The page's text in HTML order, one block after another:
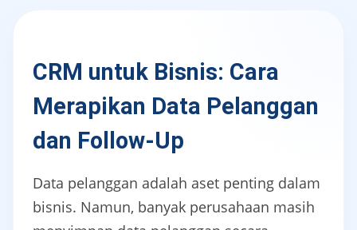
CRM untuk Bisnis: Cara
Merapikan Data Pelanggan
dan Follow-Up
Data pelanggan adalah aset penting dalam
bisnis. Namun, banyak perusahaan masih